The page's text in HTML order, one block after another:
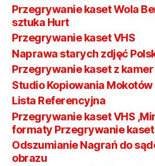
Przegrywanie kaset Wola
sztuka Hurt
Przegrywanie kaset VHS
Naprawa starych zdjęć
Przegrywanie kaset z kamer
Studio Kopiowania Mokotów
Lista Referencyjna
Przegrywanie kaset VHS
formaty Przegrywanie
Odszumianie Nagrań do
obrazu